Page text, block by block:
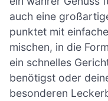
auch eine
punktet mit
mischen, in die
ein schnelles
benötigst oder
besonderen